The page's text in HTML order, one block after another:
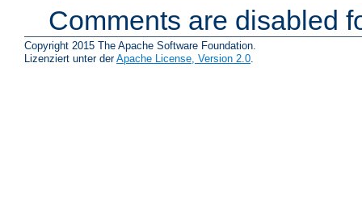
Comments are disabled
Copyright 2015 The Apache Software Foundation.
Lizenziert unter derApache License, Version 2.0